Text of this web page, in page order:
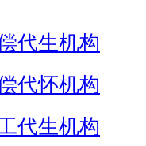
代生机构
代怀机构
代生机构